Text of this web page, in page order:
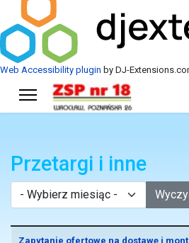
Web Accessibility plugin by DJ-
Przetargi i inne
Tytuł
Zapytanie ofertowe na dostawę i